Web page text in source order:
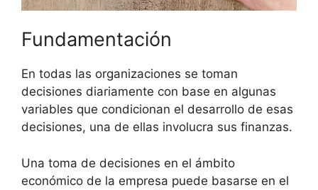
Fundamentación
En todas las organizaciones se toman
decisiones diariamente con base en algunas
variables que condicionan el desarrollo de esas
decisiones, una de ellas involucra sus finanzas.
Una toma de decisiones en el ámbito
económico de la empresa puede basarse en el